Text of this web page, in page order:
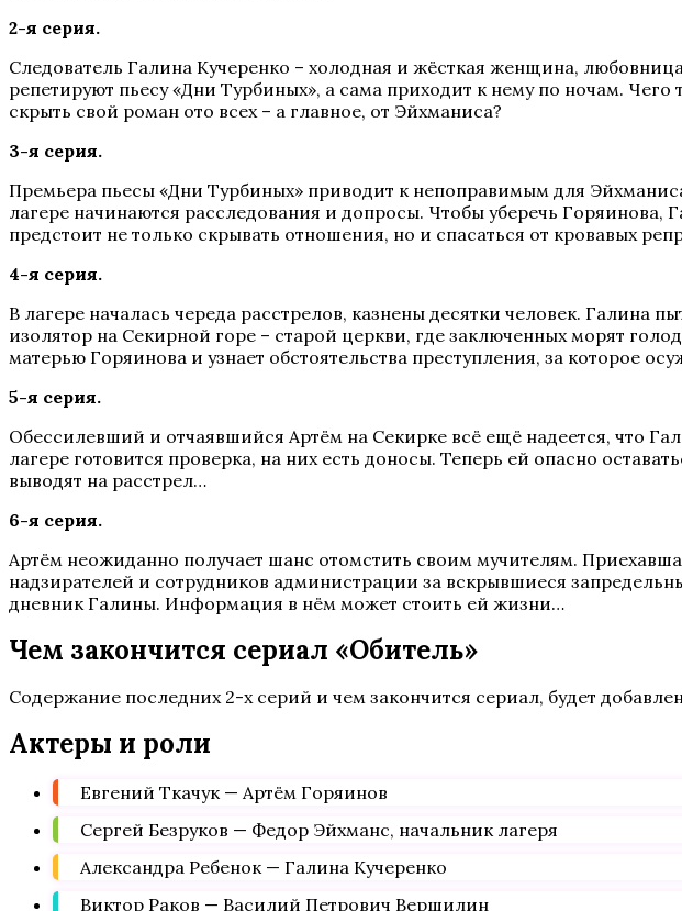
2-я серия.
Следователь Галина Кучеренко – холодная и жёсткая женщина,
репетируют пьесу «Дни Турбиных», а сама приходит к нему по ночам.
скрыть свой роман ото всех – а главное, от Эйхманиса?
3-я серия.
Премьера пьесы «Дни Турбиных» приводит к непоправимым для
лагере начинаются расследования и допросы. Чтобы уберечь Горяинова,
предстоит не только скрывать отношения, но и спасаться от кровавых
4-я серия.
В лагере началась череда расстрелов, казнены десятки человек. Галина
изолятор на Секирной горе – старой церкви, где заключенных морят
матерью Горяинова и узнает обстоятельства преступления, за которое
5-я серия.
Обессилевший и отчаявшийся Артём на Секирке всё ещё надеется, что
лагере готовится проверка, на них есть доносы. Теперь ей опасно
выводят на расстрел…
6-я серия.
Артём неожиданно получает шанс отомстить своим мучителям.
надзирателей и сотрудников администрации за вскрывшиеся
дневник Галины. Информация в нём может стоить ей жизни…
Чем закончится сериал «Обитель»
Содержание последних 2-х серий и чем закончится сериал, будет
Актеры и роли
Евгений Ткачук — Артём Горяинов
Сергей Безруков — Федор Эйхманс, начальник лагеря
Александра Ребенок — Галина Кучеренко
Виктор Раков — Василий Петрович Вершилин